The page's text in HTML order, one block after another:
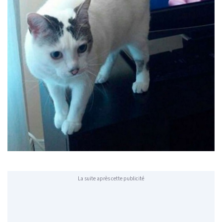
La suite après cette publicité